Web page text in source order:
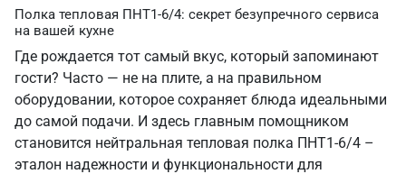
Полка тепловая ПНТ1-6/4: секрет безупречного сервиса
на вашей кухне
Где рождается тот самый вкус, который запоминают
гости? Часто — не на плите, а на правильном
оборудовании, которое сохраняет блюда идеальными
до самой подачи. И здесь главным помощником
становится нейтральная тепловая полка ПНТ1-6/4 –
эталон надежности и функциональности для